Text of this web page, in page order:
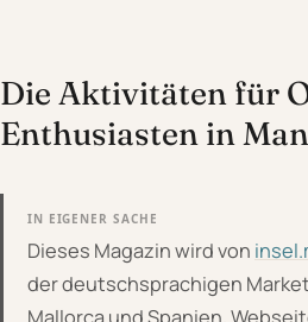
Die Aktivitäten für
Enthusiasten in
IN EIGENER SACHE
Dieses Magazin wird von
der deutschsprachigen